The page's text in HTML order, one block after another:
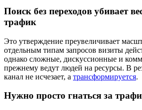
Поиск без переходов убивает
трафик
Это утверждение преувеличивает
отдельным типам запросов визиты
однако сложные, дискуссионные и
прежнему ведут людей на ресурсы. В
канал не исчезает, а трансформируется.
Нужно просто гнаться за